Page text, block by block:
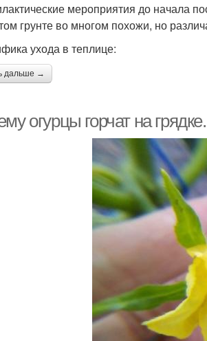
мероприятия до начала
грунте во многом похожи, но
ухода в теплице:
дальше →
огурцы горчат на